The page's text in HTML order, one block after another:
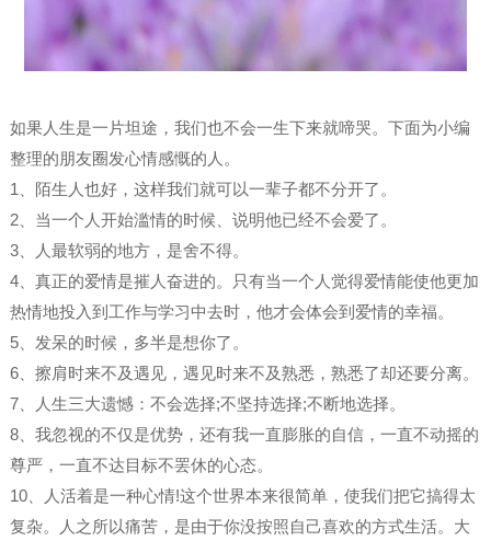
如果人生是一片坦途，我们也不会一生下来就啼哭。下面为小编
整理的朋友圈发心情感慨的人。
1、陌生人也好，这样我们就可以一辈子都不分开了。
2、当一个人开始滥情的时候、说明他已经不会爱了。
3、人最软弱的地方，是舍不得。
4、真正的爱情是摧人奋进的。只有当一个人觉得爱情能使他更加
热情地投入到工作与学习中去时，他才会体会到爱情的幸福。
5、发呆的时候，多半是想你了。
6、擦肩时来不及遇见，遇见时来不及熟悉，熟悉了却还要分离。
7、人生三大遗憾：不会选择;不坚持选择;不断地选择。
8、我忽视的不仅是优势，还有我一直膨胀的自信，一直不动摇的
尊严，一直不达目标不罢休的心态。
10、人活着是一种心情!这个世界本来很简单，使我们把它搞得太
复杂。人之所以痛苦，是由于你没按照自己喜欢的方式生活。大